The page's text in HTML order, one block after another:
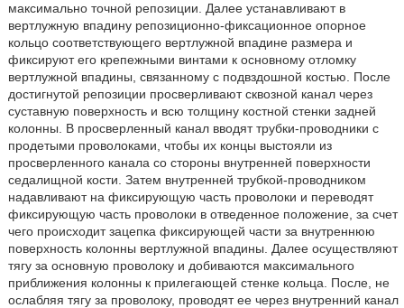
максимально точной репозиции. Далее устанавливают в
вертлужную впадину репозиционно-фиксационное опорное
кольцо соответствующего вертлужной впадине размера и
фиксируют его крепежными винтами к основному отломку
вертлужной впадины, связанному с подвздошной костью. После
достигнутой репозиции просверливают сквозной канал через
суставную поверхность и всю толщину костной стенки задней
колонны. В просверленный канал вводят трубки-проводники с
продетыми проволоками, чтобы их концы выстояли из
просверленного канала со стороны внутренней поверхности
седалищной кости. Затем внутренней трубкой-проводником
надавливают на фиксирующую часть проволоки и переводят
фиксирующую часть проволоки в отведенное положение, за счет
чего происходит зацепка фиксирующей части за внутреннюю
поверхность колонны вертлужной впадины. Далее осуществляют
тягу за основную проволоку и добиваются максимального
приближения колонны к прилегающей стенке кольца. После, не
ослабляя тягу за проволоку, проводят ее через внутренний канал